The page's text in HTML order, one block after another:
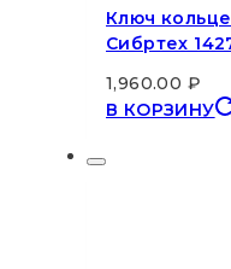
Ключ
Сибртех
1,960.00 ₽
В КОРЗИНУ